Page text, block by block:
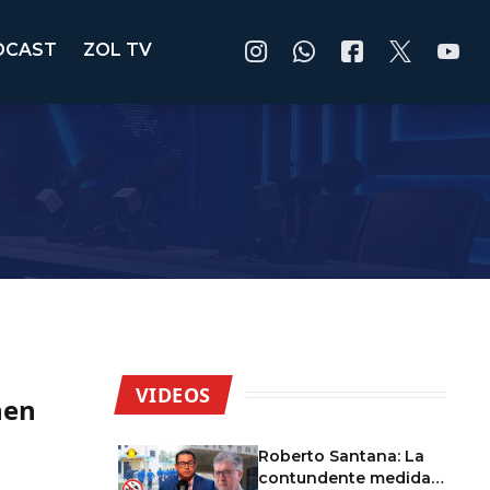
ZOL TV
VIDEOS
Roberto Santana: La
contundente medida